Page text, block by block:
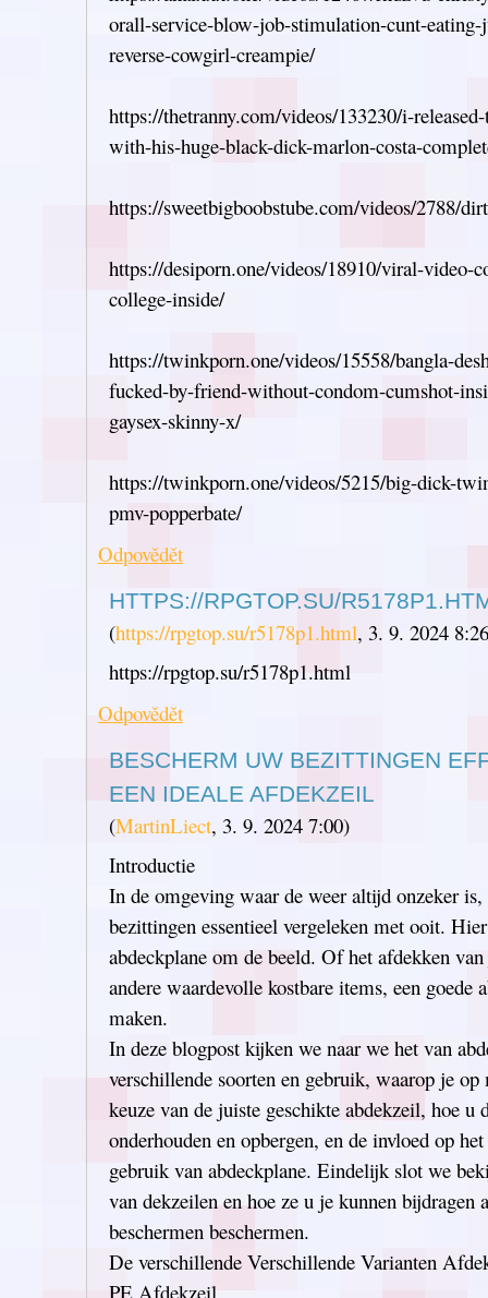
orall-service-blow-job-stimulation-cunt-
reverse-cowgirl-creampie/
https://thetranny.com/videos/133230/i-
with-his-huge-black-dick-marlon-costa-
https://sweetbigboobstube.com/videos/2788/
https://desiporn.one/videos/18910/viral-video-
college-inside/
https://twinkporn.one/videos/15558/bangla-
fucked-by-friend-without-condom-cumshot-
gaysex-skinny-x/
https://twinkporn.one/videos/5215/big-dick-
pmv-popperbate/
Odpovědět
HTTPS://RPGTOP.SU/
(https://rpgtop.su/r5178p1.html, 3. 9. 2024 8:26
https://rpgtop.su/r5178p1.html
Odpovědět
BESCHERM UW BEZITTINGEN
EEN IDEALE AFDEKZEIL
(MartinLiect, 3. 9. 2024 7:00)
Introductie
In de omgeving waar de weer altijd onzeker
bezittingen essentieel vergeleken met ooit.
abdeckplane om de beeld. Of het afdekken
andere waardevolle kostbare items, een goede
maken.
In deze blogpost kijken we naar we het van
verschillende soorten en gebruik, waarop je
keuze van de juiste geschikte abdekzeil, hoe u
onderhouden en opbergen, en de invloed op
gebruik van abdeckplane. Eindelijk slot we
van dekzeilen en hoe ze u je kunnen bijdragen
beschermen beschermen.
De verschillende Verschillende Varianten
PE Afdekzeil